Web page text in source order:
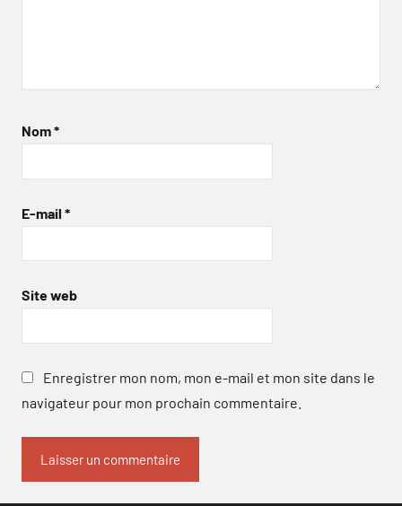
Nom*
E-mail *
Site web
Enregistrer mon nom, mon e-mail et mon site dans le
navigateur pour mon prochain commentaire.